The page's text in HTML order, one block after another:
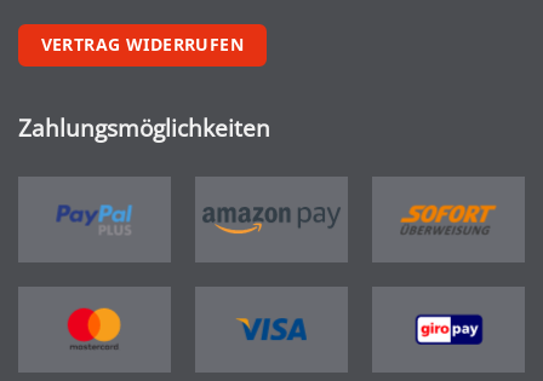
VERTRAG WIDERRUFEN
Zahlungsmöglichkeiten